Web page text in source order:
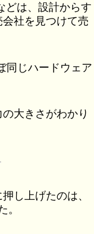
どは、設計からす
社を見つけて売
同じハードウェア
大きさがわかり
し上げたのは、
。